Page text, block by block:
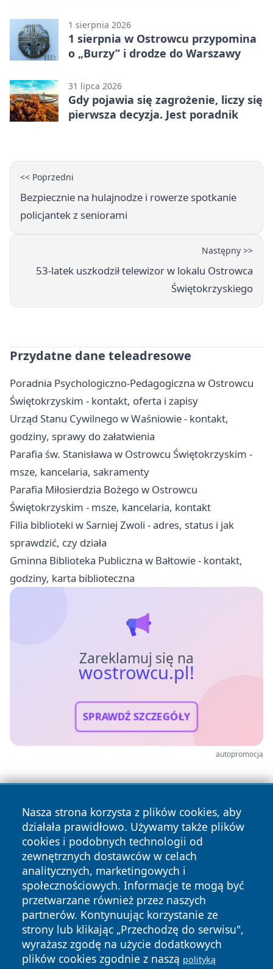
(Grupa IV)
1 sierpnia 2026
1 sierpnia w Ostrowcu przypomina
o „Burzy” i drodze do Warszawy
31 lipca 2026
Gdy pojawia się zagrożenie, liczy się
pierwsza decyzja. Jest poradnik
<< Poprzedni
Bezpiecznie na hulajnodze i rowerze spotkanie
policjantek z seniorami
Następny >>
53-latek uszkodził telewizor w lokalu Ostrowca
Świętokrzyskiego
Przydatne dane teleadresowe
Poradnia Psychologiczno-Pedagogiczna w Ostrowcu
Świętokrzyskim - kontakt, oferta i zapisy
Urząd Stanu Cywilnego w Waśniowie - kontakt,
godziny, sprawy do załatwienia
Parafia św. Stanisława w Ostrowcu Świętokrzyskim -
msze, kancelaria, sakramenty
Parafia Miłosierdzia Bożego w Ostrowcu
Świętokrzyskim - msze, kancelaria, kontakt
Filia biblioteki w Sarniej Zwoli - adres, status i jak
sprawdzić, czy działa
Gminna Biblioteka Publiczna w Bałtowie - kontakt,
godziny, karta biblioteczna
Zareklamuj się na
wostrowcu.pl!
SPRAWDŹ SZCZEGÓŁY
autopromocja
Nasza strona korzysta z plików cookies, aby
działała prawidłowo. Używamy także plików
cookies i podobnych technologii od
zewnętrznych dostawców w celach
analitycznych, marketingowych i
społecznościowych. Informacje te mogą być
przetwarzane również przez naszych
partnerów. Kontynuując korzystanie ze
strony lub klikając „Przechodzę do serwisu",
wyrażasz zgodę na użycie dodatkowych
plików cookies zgodnie z naszą polityką
Copyright © 2026 wostrowcu.pl Wszystkie prawa zastrzeżone.